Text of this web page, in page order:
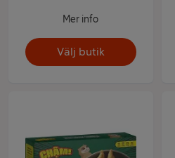
Mer info
Välj butik